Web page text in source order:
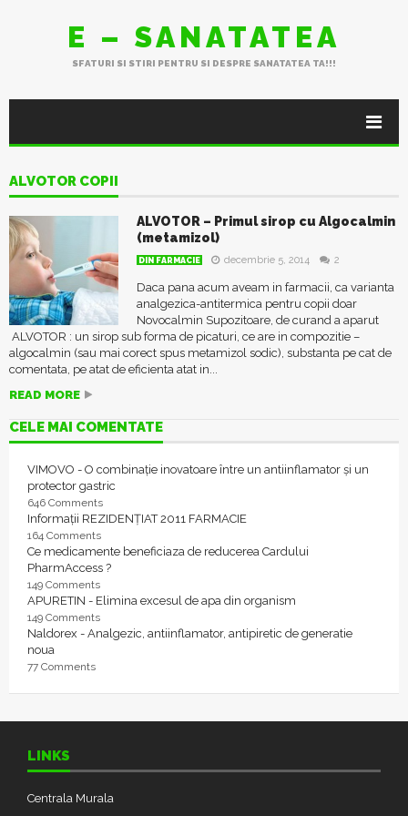
E – SANATATEA
SFATURI SI STIRI PENTRU SI DESPRE SANATATEA TA!!!
ALVOTOR COPII
ALVOTOR – Primul sirop cu Algocalmin
(metamizol)
DIN FARMACIE decembrie 5, 2014 2
Daca pana acum aveam in farmacii, ca varianta
analgezica-antitermica pentru copii doar
Novocalmin Supozitoare, de curand a aparut
ALVOTOR : un sirop sub forma de picaturi, ce are in compozitie –
algocalmin (sau mai corect spus metamizol sodic), substanta pe cat de
comentata, pe atat de eficienta atat in...
READ MORE
CELE MAI COMENTATE
VIMOVO - O combinație inovatoare între un antiinflamator și un
protector gastric
646 Comments
Informații REZIDENȚIAT 2011 FARMACIE
164 Comments
Ce medicamente beneficiaza de reducerea Cardului
PharmAccess ?
149 Comments
APURETIN - Elimina excesul de apa din organism
149 Comments
Naldorex - Analgezic, antiinflamator, antipiretic de generatie
noua
77 Comments
LINKS
Centrala Murala